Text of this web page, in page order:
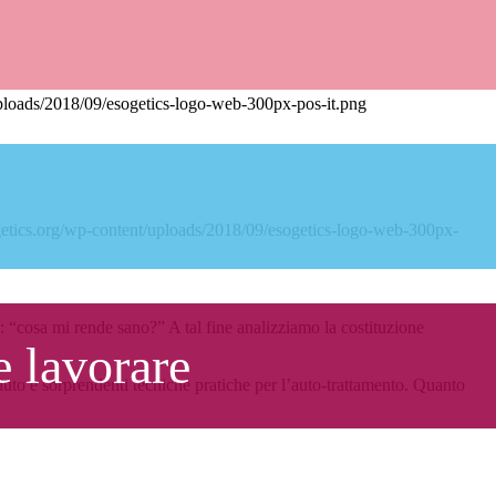
lavorare
2018/09/esogetics-logo-web-300px-pos-it.png
wp-content/uploads/2018/09/esogetics-logo-web-300px-
mi rende sano?” A tal fine analizziamo la costituzione
e sorprendenti tecniche pratiche per l’auto-trattamento. Quanto